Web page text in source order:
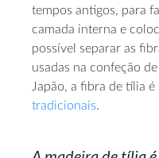
tempos antigos, para
camada interna e
possível separar as
usadas na confeção
Japão, a fibra de tília
tradicionais.